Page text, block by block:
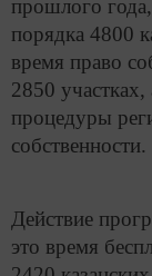
прошлого
порядка 4800
время право
2850
процедуры
собственности.
Действие
это время